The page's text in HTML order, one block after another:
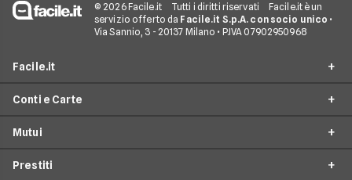
© 2026 Facile.it Tutti i diritti riservati
Facile.it è un
servizio offerto da Facile.it S.p.A. con socio unico •
Via Sannio, 3 - 20137 Milano • P.IVA 07902950968
Facile.it
Prestiti
Mutui
Conti e Carte
Conto Corrente
Mutui
Prestiti